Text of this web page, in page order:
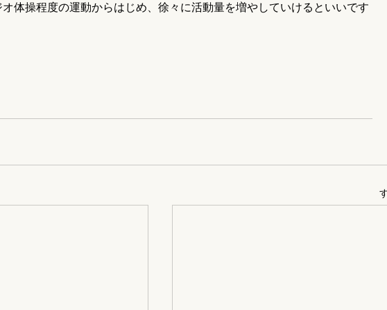
オ体操程度の運動からはじめ、徐々に活動量を増やしていけるといいです